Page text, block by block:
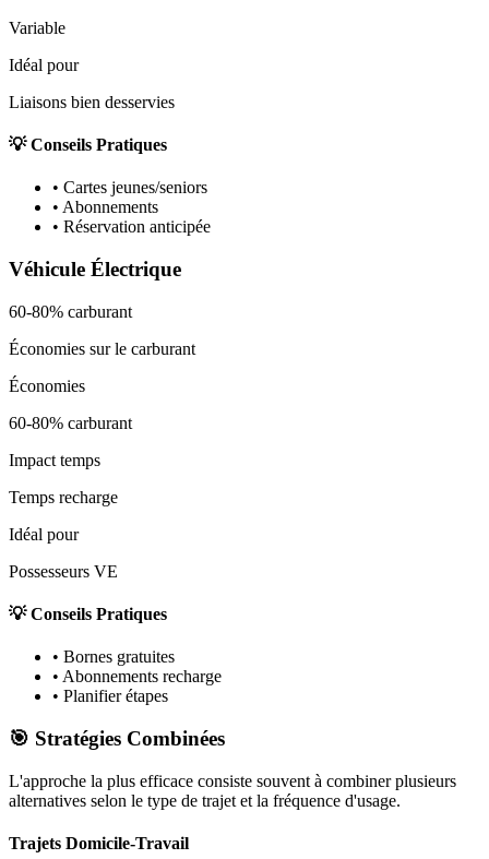
Variable
Idéal pour
Liaisons bien desservies
💡 Conseils Pratiques
• Cartes jeunes/seniors
• Abonnements
• Réservation anticipée
Véhicule Électrique
60-80% carburant
Économies sur le carburant
Économies
60-80% carburant
Impact temps
Temps recharge
Idéal pour
Possesseurs VE
💡 Conseils Pratiques
• Bornes gratuites
• Abonnements recharge
• Planifier étapes
🎯 Stratégies Combinées
L'approche la plus efficace consiste souvent à combiner plusieurs
alternatives selon le type de trajet et la fréquence d'usage.
Trajets Domicile-Travail